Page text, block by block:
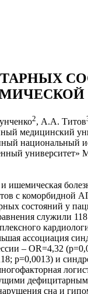
2, А.А. Титов
медицинский
национальный
университет»
ишемическая
с коморбидной
состояний у
служили
ассоциация
– OR=4,32
p=0,0013) и
нарушения сна и